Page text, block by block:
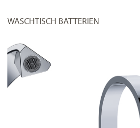
WASCHTISCH BATTERIEN